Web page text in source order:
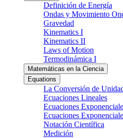
Definición de Energía
Ondas y Movimiento
Gravedad
Kinematics I
Kinematics II
Laws of Motion
Termodinámica I
Matemáticas en la Ciencia
Equations
La Conversión de
Ecuaciones Lineales
Ecuaciones
Ecuaciones
Notación Científica
Medición